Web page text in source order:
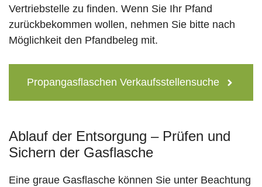
Vertriebstelle zu finden. Wenn Sie Ihr Pfand
zurückbekommen wollen, nehmen Sie bitte nach
Möglichkeit den Pfandbeleg mit.
Propangasflaschen Verkaufsstellensuche
Ablauf der Entsorgung – Prüfen und
Sichern der Gasflasche
Eine graue Gasflasche können Sie unter Beachtung